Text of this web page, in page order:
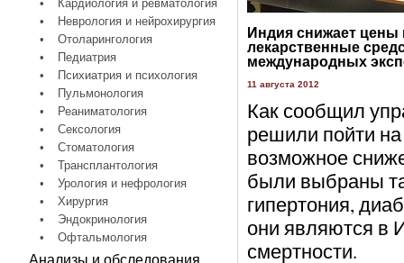
•
Кардиология и ревматология
•
Неврология и нейрохирургия
•
Отоларингология
•
Педиатрия
•
Психиатрия и психология
•
Пульмонология
•
Реаниматология
•
Сексология
•
Стоматология
•
Трансплантология
•
Урология и нефрология
•
Хирургия
•
Эндокринология
•
Офтальмология
Анализы и обследования
Индия снижает цены
лекарственные
международных
11 августа 2012
Как сообщил
решили пойти
возможное
были выбраны
гипертония,
они являются в
смертности.